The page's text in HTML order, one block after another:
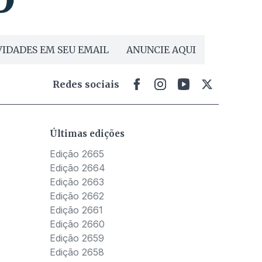
EM SEU EMAIL ANUNCIE AQUI
Redes sociais
Últimas edições
Edição 2665
Edição 2664
Edição 2663
Edição 2662
Edição 2661
Edição 2660
Edição 2659
Edição 2658